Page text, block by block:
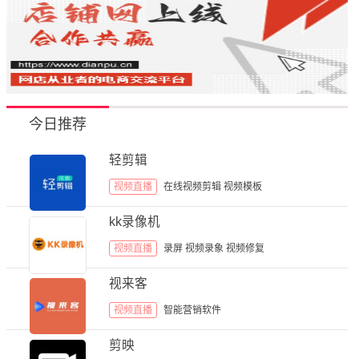
今日推荐
轻剪辑
视频直播 在线视频剪辑 视频模板
kk录像机
视频直播 录屏 视频录象 视频修复
视来客
视频直播 智能营销软件
剪映